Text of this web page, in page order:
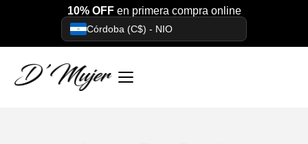
10% OFFen primera compra online
Córdoba (C$) - NIO